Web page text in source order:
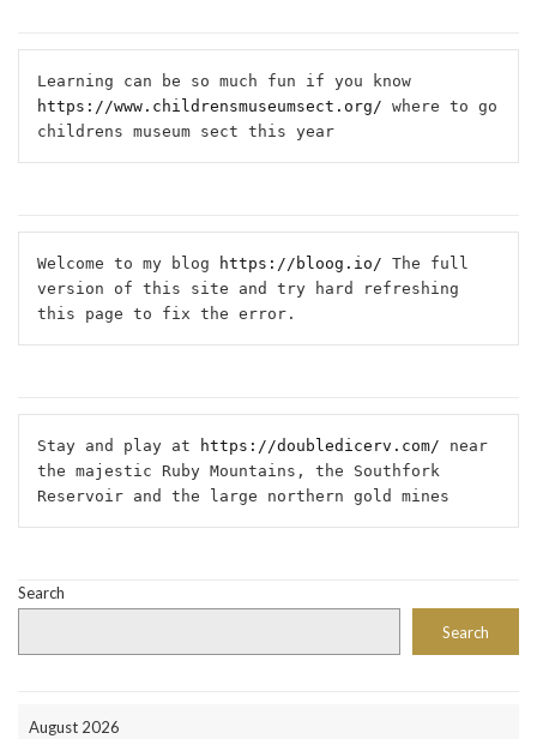
https://www.childrensmuseumsect.org/ where to go
childrens museum sect this year
Welcome to my blog https://bloog.io/ The full
version of this site and try hard refreshing
this page to fix the error.
Stay and play at https://doubledicerv.com/ near
the majestic Ruby Mountains, the Southfork
Reservoir and the large northern gold mines
Search
Search
August 2026